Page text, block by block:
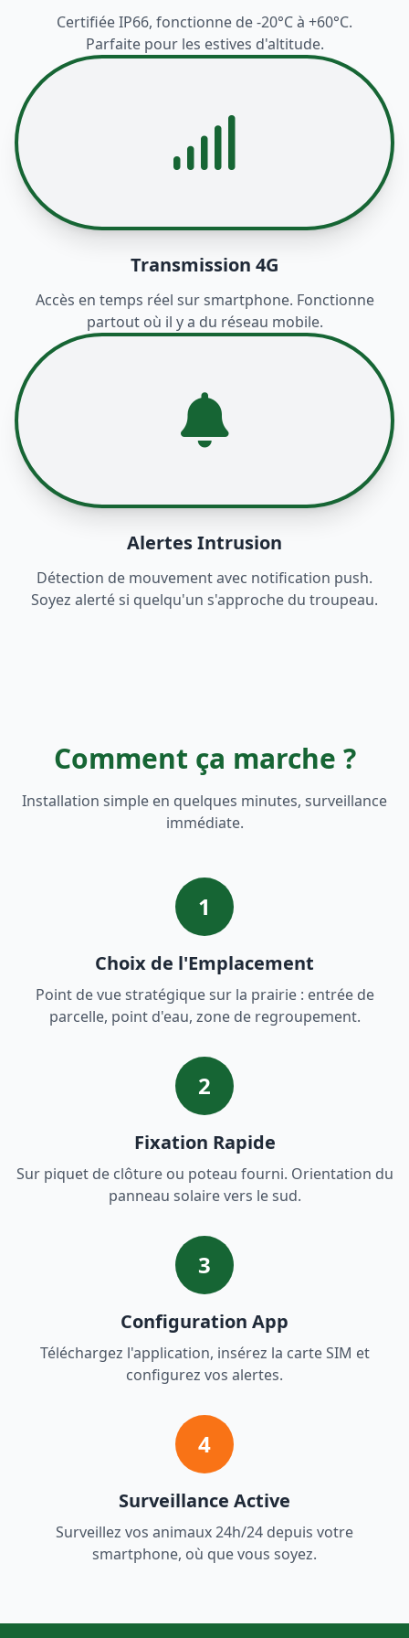
Certifiée IP66, fonctionne de -20°C à +60°C.
Parfaite pour les estives d'altitude.
Transmission 4G
Accès en temps réel sur smartphone. Fonctionne
partout où il y a du réseau mobile.
Alertes Intrusion
Détection de mouvement avec notification push.
Soyez alerté si quelqu'un s'approche du troupeau.
Comment ça marche ?
Installation simple en quelques minutes, surveillance
immédiate.
1
Choix de l'Emplacement
Point de vue stratégique sur la prairie : entrée de
parcelle, point d'eau, zone de regroupement.
2
Fixation Rapide
Sur piquet de clôture ou poteau fourni. Orientation du
panneau solaire vers le sud.
3
Configuration App
Téléchargez l'application, insérez la carte SIM et
configurez vos alertes.
4
Surveillance Active
Surveillez vos animaux 24h/24 depuis votre
smartphone, où que vous soyez.